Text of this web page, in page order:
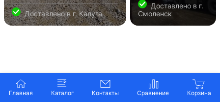
Главная Каталог Контакты
Доставлено в г. Калуга
Доставлено в г.
Смоленск
Наши довольные клиенты